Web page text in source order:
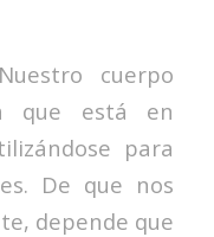
cuerpo
que está en
para
De que nos
depende que